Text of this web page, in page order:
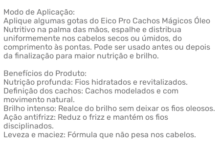
Modo de Aplicação:
Aplique algumas gotas do Eico Pro Cachos Mágicos Óleo
Nutritivo na palma das mãos, espalhe e distribua
uniformemente nos cabelos secos ou úmidos, do
comprimento às pontas. Pode ser usado antes ou depois
da finalização para maior nutrição e brilho.
Benefícios do Produto:
Nutrição profunda: Fios hidratados e revitalizados.
Definição dos cachos: Cachos modelados e com
movimento natural.
Brilho intenso: Realce do brilho sem deixar os fios oleosos.
Ação antifrizz: Reduz o frizz e mantém os fios
disciplinados.
Leveza e maciez: Fórmula que não pesa nos cabelos.